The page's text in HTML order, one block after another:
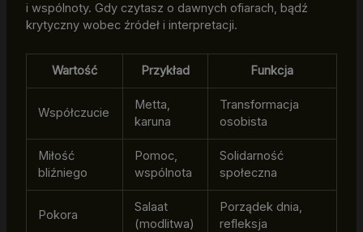
i wspólnoty. Gdy czytasz o dawnych ofiarach, bądź
krytyczny wobec źródeł i interpretacji.
Wartość Przykład Funkcja
Współczucie
Metta,
karuna
Transformacja
osobista
Miłość
bliźniego
Pomoc,
wspólnota
Solidarność
społeczna
Pokora
Salaat
(modlitwa)
Porządek dnia,
refleksja